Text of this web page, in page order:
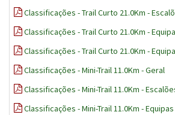
Classificações - Trail Curto 21.0Km -
Classificações - Trail Curto 21.0Km -
Classificações - Trail Curto 21.0Km -
Classificações - Mini-Trail 11.0Km - Geral
Classificações - Mini-Trail 11.0Km -
Classificações - Mini-Trail 11.0Km - Equipas